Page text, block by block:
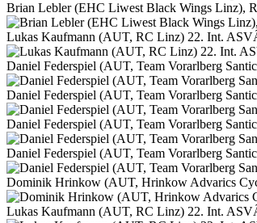
Brian Lebler (EHC Liwest Black Wings Linz),
Lukas Kaufmann (AUT, RC Linz) 22. Int.
Daniel Federspiel (AUT, Team Vorarlberg
Daniel Federspiel (AUT, Team Vorarlberg
Daniel Federspiel (AUT, Team Vorarlberg
Daniel Federspiel (AUT, Team Vorarlberg
Dominik Hrinkow (AUT, Hrinkow Advarics
Lukas Kaufmann (AUT, RC Linz) 22. Int.